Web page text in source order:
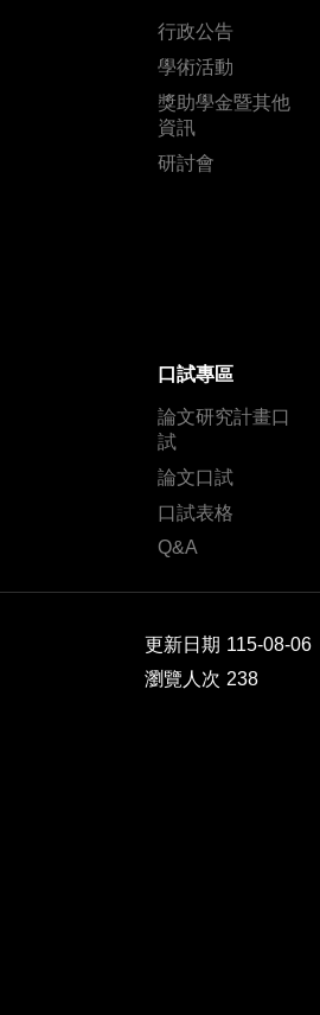
行政公告
學術活動
獎助學金暨其他
資訊
研討會
口試專區
論文研究計畫口
試
論文口試
口試表格
Q&A
更新日期 115-08-06
瀏覽人次 238